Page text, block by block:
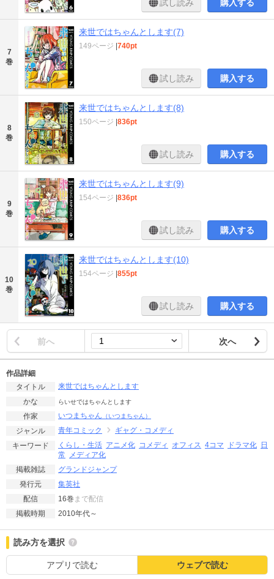
試し読み 購入する
7
巻
来世ではちゃんとします(7)
149ページ 740pt
試し読み 購入する
8
巻
来世ではちゃんとします(8)
150ページ 836pt
試し読み 購入する
9
巻
来世ではちゃんとします(9)
154ページ 836pt
試し読み 購入する
10
巻
来世ではちゃんとします(10)
154ページ 855pt
試し読み 購入する
前へ 次へ
作品詳細
タイトル
来世ではちゃんとします
かな
らいせではちゃんとします
作家 いつまちゃん （いつまちゃん）
ジャンル 青年コミック
ギャグ・コメディ
キーワード
くらし・生活 アニメ化 コメディ オフィス 4コマ ドラマ化 日
常
メディア化
掲載雑誌
グランドジャンプ
発行元
集英社
配信
16巻 まで配信
掲載時期
2010年代～
読み方を選択
アプリで読む ウェブで読む